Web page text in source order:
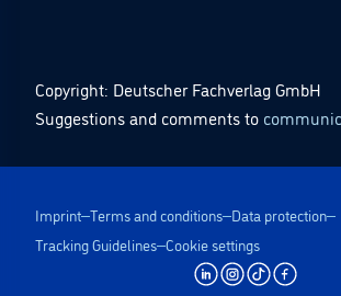
Copyright: Deutscher Fachverlag GmbH
Suggestions and comments to
Imprint Terms and conditions Data protection
Tracking Guidelines Cookie settings